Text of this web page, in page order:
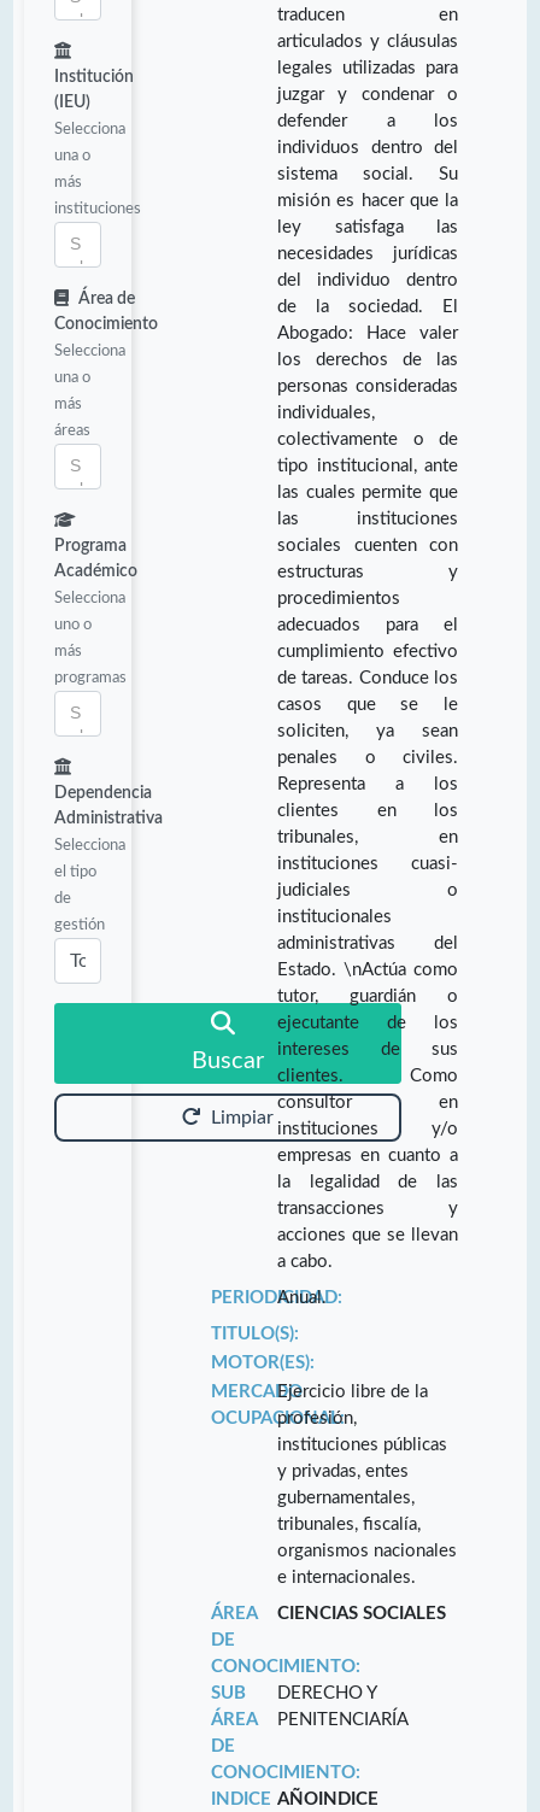
Institución
(IEU)
Selecciona
una o
más
instituciones
Área de
Conocimiento
Selecciona
una o
más
áreas
Programa
Académico
Selecciona
uno o
más
programas
Dependencia
Administrativa
Selecciona
el tipo
de
gestión
Buscar
Limpiar
traducen en
articulados y cláusulas
legales utilizadas para
juzgar y condenar o
defender a los
individuos dentro del
sistema social. Su
misión es hacer que la
ley satisfaga las
necesidades jurídicas
del individuo dentro
de la sociedad. El
Abogado: Hace valer
los derechos de las
personas consideradas
individuales,
colectivamente o de
tipo institucional, ante
las cuales permite que
las instituciones
sociales cuenten con
estructuras y
procedimientos
adecuados para el
cumplimiento efectivo
de tareas. Conduce los
casos que se le
soliciten, ya sean
penales o civiles.
Representa a los
clientes en los
tribunales, en
instituciones cuasi-
judiciales o
institucionales
administrativas del
Estado. \nActúa como
tutor, guardián o
ejecutante de los
intereses de sus
clientes. Como
consultor en
instituciones y/o
empresas en cuanto a
la legalidad de las
transacciones y
acciones que se llevan
a cabo.
PERIODICIDAD:
Anual.
TITULO(S):
MOTOR(ES):
MERCADO
OCUPACIONAL:
Ejercicio libre de la
profesión,
instituciones públicas
y privadas, entes
gubernamentales,
tribunales, fiscalía,
organismos nacionales
e internacionales.
ÁREA
DE
CONOCIMIENTO:
CIENCIAS SOCIALES
SUB
ÁREA
DE
CONOCIMIENTO:
DERECHO Y
PENITENCIARÍA
INDICE AÑO INDICE